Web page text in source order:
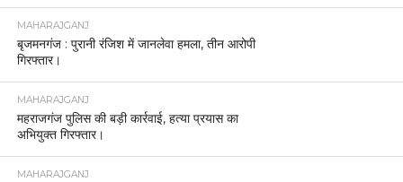
MAHARAJGANJ
बृजमनगंज : पुरानी रंजिश में जानलेवा हमला, तीन आरोपी
गिरफ्तार।
MAHARAJGANJ
महराजगंज पुलिस की बड़ी कार्रवाई, हत्या प्रयास का
अभियुक्त गिरफ्तार।
MAHARAJGANJ